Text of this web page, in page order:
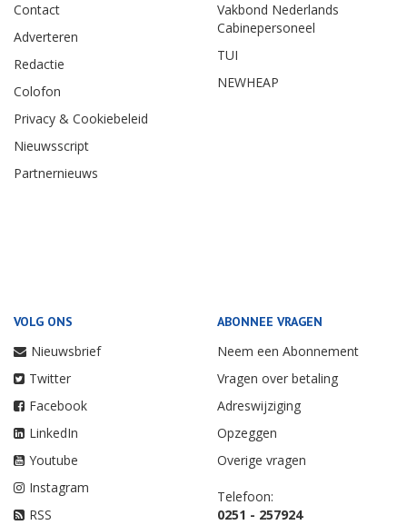
Contact
Adverteren
Redactie
Colofon
Privacy & Cookiebeleid
Nieuwsscript
Partnernieuws
Vakbond Nederlands
Cabinepersoneel
TUI
NEWHEAP
VOLG ONS
Nieuwsbrief
Twitter
Facebook
LinkedIn
Youtube
Instagram
RSS
ABONNEE VRAGEN
Neem een Abonnement
Vragen over betaling
Adreswijziging
Opzeggen
Overige vragen
Telefoon:
0251 - 257924